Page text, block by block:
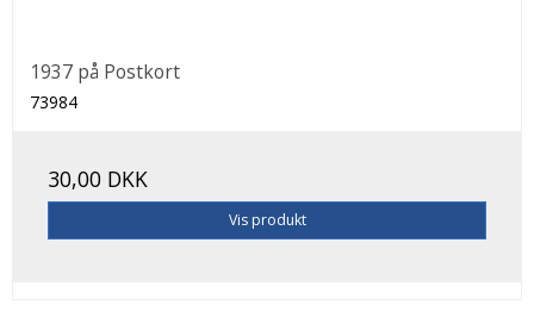
1937 på Postkort
73984
30,00 DKK
Vis produkt